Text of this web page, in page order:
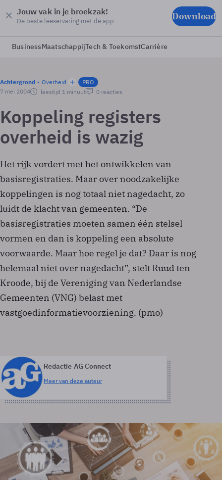
Jouw vak in je broekzak!
De beste leeservaring met de app Download
BusinessMaatschappijTech & ToekomstCarrière
Achtergrond Overheid
PRO
7 mei 2004
leestijd 1 minuut 0 reacties
Koppeling registers
overheid is wazig
Het rijk vordert met het ontwikkelen van
basisregistraties. Maar over noodzakelijke
koppelingen is nog totaal niet nagedacht, zo
luidt de klacht van gemeenten. “De
basisregistraties moeten samen één stelsel
vormen en dan is koppeling een absolute
voorwaarde. Maar hoe regel je dat? Daar is nog
helemaal niet over nagedacht”, stelt Ruud ten
Kroode, bij de Vereniging van Nederlandse
Gemeenten (VNG) belast met
vastgoedinformatievoorziening. (pmo)
Redactie AG Connect
Meer van deze auteur